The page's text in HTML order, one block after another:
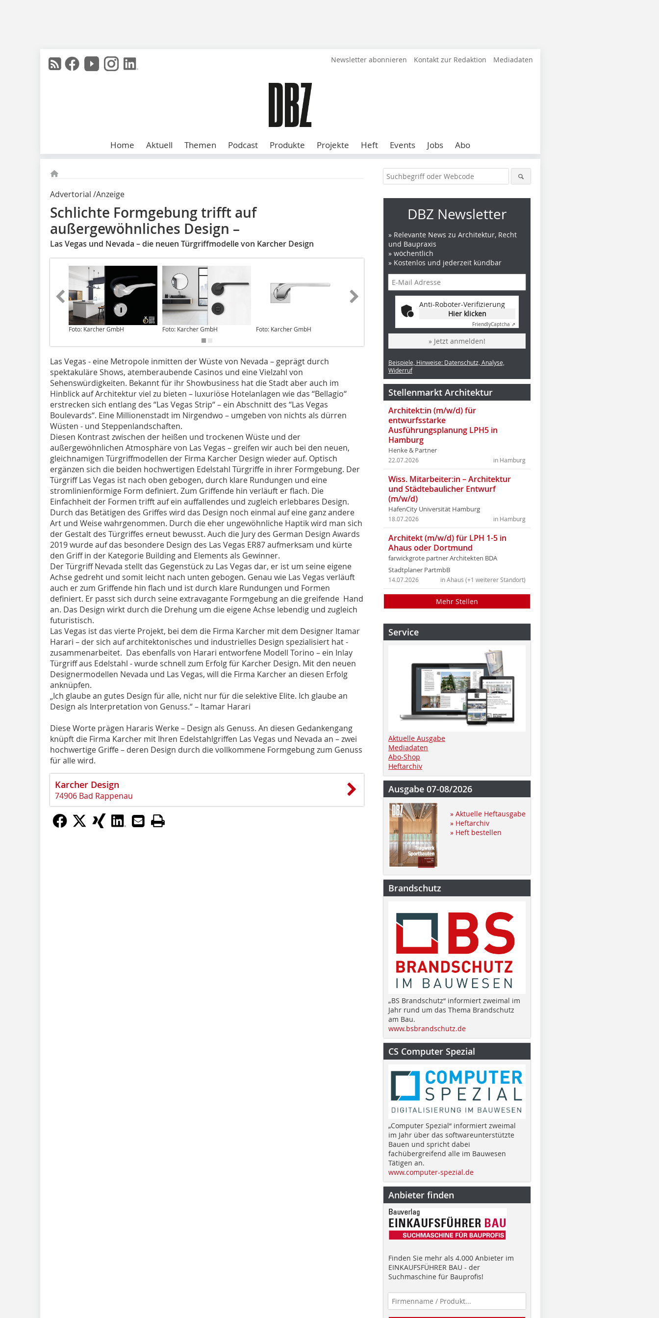
Newsletter abonnieren Kontakt zur Redaktion Mediadaten
Home Aktuell Themen Podcast Produkte Projekte Heft Events Jobs Abo
Advertorial /Anzeige
Schlichte Formgebung trifft auf
außergewöhnliches Design –
Las Vegas und Nevada – die neuen Türgriffmodelle von Karcher Design
Foto: Karcher GmbH Foto: Karcher GmbH Foto: Karcher GmbH Foto: Karcher GmbH Foto: Karcher GmbH
Las Vegas - eine Metropole inmitten der Wüste von Nevada – geprägt durch
spektakuläre Shows, atemberaubende Casinos und eine Vielzahl von
Sehenswürdigkeiten. Bekannt für ihr Showbusiness hat die Stadt aber auch im
Hinblick auf Architektur viel zu bieten – luxuriöse Hotelanlagen wie das ‘‘Bellagio‘‘
erstrecken sich entlang des ‘‘Las Vegas Strip‘‘ – ein Abschnitt des ‘‘Las Vegas
Boulevards‘‘. Eine Millionenstadt im Nirgendwo – umgeben von nichts als dürren
Wüsten - und Steppenlandschaften.
Diesen Kontrast zwischen der heißen und trockenen Wüste und der
außergewöhnlichen Atmosphäre von Las Vegas – greifen wir auch bei den neuen,
gleichnamigen Türgriffmodellen der Firma Karcher Design wieder auf. Optisch
ergänzen sich die beiden hochwertigen Edelstahl Türgriffe in ihrer Formgebung. Der
Türgriff Las Vegas ist nach oben gebogen, durch klare Rundungen und eine
stromlinienförmige Form definiert. Zum Griffende hin verläuft er flach. Die
Einfachheit der Formen trifft auf ein auffallendes und zugleich erlebbares Design.
Durch das Betätigen des Griffes wird das Design noch einmal auf eine ganz andere
Art und Weise wahrgenommen. Durch die eher ungewöhnliche Haptik wird man sich
der Gestalt des Türgriffes erneut bewusst. Auch die Jury des German Design Awards
2019 wurde auf das besondere Design des Las Vegas ER87 aufmerksam und kürte
den Griff in der Kategorie Building and Elements als Gewinner.
Der Türgriff Nevada stellt das Gegenstück zu Las Vegas dar, er ist um seine eigene
Achse gedreht und somit leicht nach unten gebogen. Genau wie Las Vegas verläuft
auch er zum Griffende hin flach und ist durch klare Rundungen und Formen
definiert. Er passt sich durch seine extravagante Formgebung an die greifende Hand
an. Das Design wirkt durch die Drehung um die eigene Achse lebendig und zugleich
futuristisch.
Las Vegas ist das vierte Projekt, bei dem die Firma Karcher mit dem Designer Itamar
Harari – der sich auf architektonisches und industrielles Design spezialisiert hat -
zusammenarbeitet. Das ebenfalls von Harari entworfene Modell Torino – ein Inlay
Türgriff aus Edelstahl - wurde schnell zum Erfolg für Karcher Design. Mit den neuen
Designermodellen Nevada und Las Vegas, will die Firma Karcher an diesen Erfolg
anknüpfen.
„Ich glaube an gutes Design für alle, nicht nur für die selektive Elite. Ich glaube an
Design als Interpretation von Genuss.“ – Itamar Harari
Diese Worte prägen Hararis Werke – Design als Genuss. An diesen Gedankengang
knüpft die Firma Karcher mit Ihren Edelstahlgriffen Las Vegas und Nevada an – zwei
hochwertige Griffe – deren Design durch die vollkommene Formgebung zum Genuss
für alle wird.
Karcher Design
74906 Bad Rappenau
DBZ Newsletter
» Relevante News zu Architektur, Recht
und Baupraxis
» wöchentlich
» Kostenlos und jederzeit kündbar
Anti-Roboter-Verifizierung
Hier klicken
FriendlyCaptcha ⇗
» Jetzt anmelden!
Beispiele, Hinweise: Datenschutz, Analyse,
Widerruf
Stellenmarkt Architektur
Architekt:in (m/w/d) für
entwurfsstarke
Ausführungsplanung LPH5 in
Hamburg
Henke & Partner
in Hamburg
22.07.2026
Wiss. Mitarbeiter:in – Architektur
und Städtebaulicher Entwurf
(m/w/d)
HafenCity Universität Hamburg
in Hamburg
18.07.2026
Architekt (m/w/d) für LPH 1-5 in
Ahaus oder Dortmund
farwickgrote partner Architekten BDA
Stadtplaner PartmbB
in Ahaus (+1 weiterer Standort)
14.07.2026
Mehr Stellen
Service
Aktuelle Ausgabe
Mediadaten
Abo-Shop
Heftarchiv
Ausgabe 07-08/2026
» Aktuelle Heftausgabe
» Heftarchiv
» Heft bestellen
Brandschutz
„BS Brandschutz“ informiert zweimal im
Jahr rund um das Thema Brandschutz
am Bau.
www.bsbrandschutz.de
CS Computer Spezial
„Computer Spezial“ informiert zweimal
im Jahr über das softwareunterstützte
Bauen und spricht dabei
fachübergreifend alle im Bauwesen
Tätigen an.
www.computer-spezial.de
Anbieter finden
Finden Sie mehr als 4.000 Anbieter im
EINKAUFSFÜHRER BAU - der
Suchmaschine für Bauprofis!